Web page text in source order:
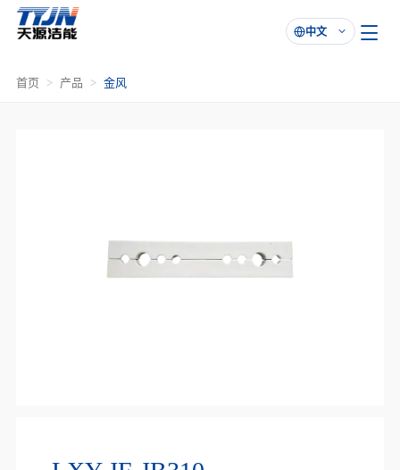

中文
首页 产品 金风